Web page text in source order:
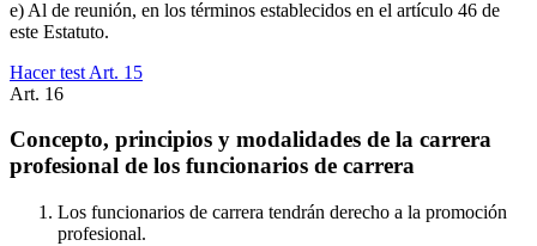
e) Al de reunión, en los términos establecidos en el artículo 46 de
este Estatuto.
Hacer test Art. 15
Art. 16
Concepto, principios y modalidades de la carrera
profesional de los funcionarios de carrera
Los funcionarios de carrera tendrán derecho a la promoción
profesional.